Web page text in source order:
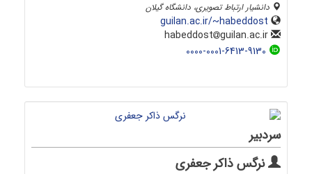
دانشیار ارتباط تصویری، دانشگاه گیلان
guilan.ac.ir/~habeddost
guilan.ac.ir
0000-0001-6413-9130
سردبیر
نرگس ذاکر جعفری